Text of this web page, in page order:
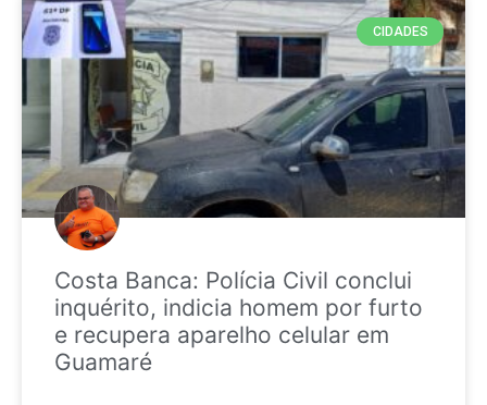
CIDADES
Costa Banca: Polícia Civil conclui
inquérito, indicia homem por furto
e recupera aparelho celular em
Guamaré